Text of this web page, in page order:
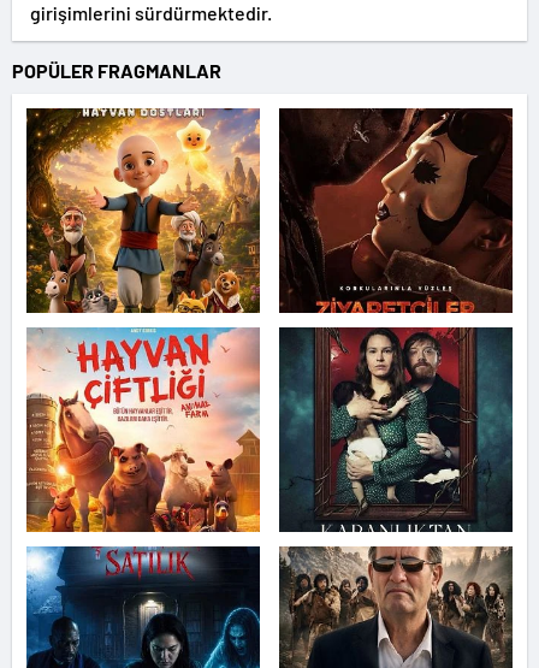
girişimlerini sürdürmektedir.
POPÜLER FRAGMANLAR